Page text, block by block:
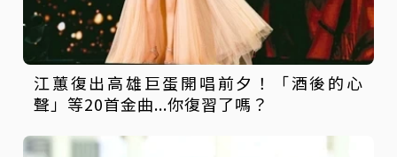
江蕙復出高雄巨蛋開唱前夕！「酒後的心
聲」等20首金曲...你復習了嗎？